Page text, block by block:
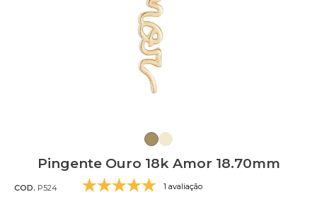
Pingente Ouro 18k Amor 18.70mm
COD. P524 1 avaliação